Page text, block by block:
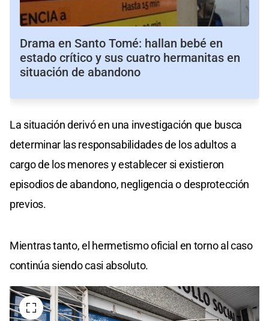
Drama en Santo Tomé: hallan bebé en
estado crítico y sus cuatro hermanitas en
situación de abandono
La situación derivó en una investigación que busca
determinar las responsabilidades de los adultos a
cargo de los menores y establecer si existieron
episodios de abandono, negligencia o desprotección
previos.
Mientras tanto, el hermetismo oficial en torno al caso
continúa siendo casi absoluto.